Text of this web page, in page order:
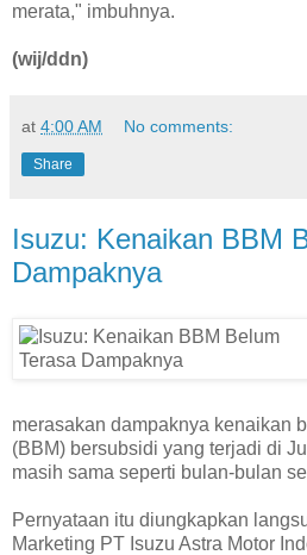
merata," imbuhnya.
(wij/ddn)
at 4:00 AM No comments:
Share
Isuzu: Kenaikan BBM
Dampaknya
merasakan dampaknya kenaikan
(BBM) bersubsidi yang terjadi di
masih sama seperti bulan-bulan
Pernyataan itu diungkapkan
Marketing PT Isuzu Astra Motor